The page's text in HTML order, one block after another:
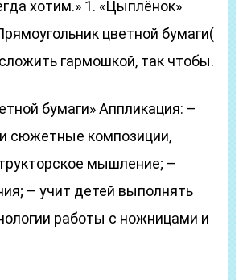
хотим.» 1. «Цыплёнок»
цветной бумаги(
гармошкой, так чтобы.
бумаги» Аппликация: –
сюжетные композиции,
мышление; –
– учит детей выполнять
работы с ножницами и